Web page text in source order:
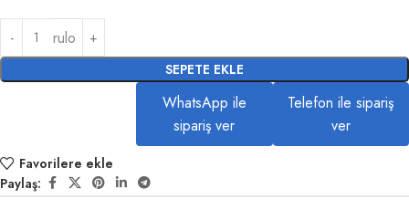
rulo
SEPETE EKLE
WhatsApp ile
sipariş ver
Telefon ile sipariş
ver
Favorilere ekle
Paylaş: